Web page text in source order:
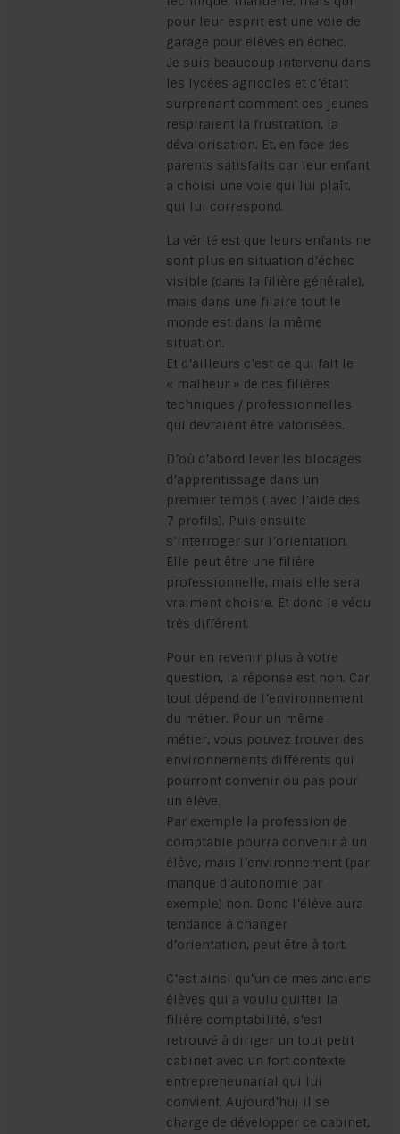
pour leur esprit est une voie de
garage pour élèves en échec.
Je suis beaucoup intervenu dans
les lycées agricoles et c’était
surprenant comment ces jeunes
respiraient la frustration, la
dévalorisation. Et, en face des
parents satisfaits car leur enfant
a choisi une voie qui lui plaît,
qui lui correspond.
La vérité est que leurs enfants ne
sont plus en situation d’échec
visible (dans la filière générale),
mais dans une filaire tout le
monde est dans la même
situation.
Et d’ailleurs c’est ce qui fait le
« malheur » de ces filières
techniques / professionnelles
qui devraient être valorisées.
D’où d’abord lever les blocages
d’apprentissage dans un
premier temps ( avec l’aide des
7 profils). Puis ensuite
s’interroger sur l’orientation.
Elle peut être une filière
professionnelle, mais elle sera
vraiment choisie. Et donc le vécu
très différent.
Pour en revenir plus à votre
question, la réponse est non. Car
tout dépend de l’environnement
du métier. Pour un même
métier, vous pouvez trouver des
environnements différents qui
pourront convenir ou pas pour
un élève.
Par exemple la profession de
comptable pourra convenir à un
élève, mais l’environnement (par
manque d’autonomie par
exemple) non. Donc l’élève aura
tendance à changer
d’orientation, peut être à tort.
C’est ainsi qu’un de mes anciens
élèves qui a voulu quitter la
filière comptabilité, s’est
retrouvé à diriger un tout petit
cabinet avec un fort contexte
entrepreneunarial qui lui
convient. Aujourd’hui il se
charge de développer ce cabinet,